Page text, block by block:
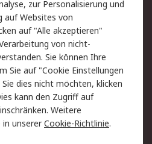
Datenschutz
Zahlungsbedingungen
Webseite Konditionen
zur Personalisierung und
auf Websites von
auf "Alle akzeptieren"
von nicht-
Sie können Ihre
Sie auf "Cookie Einstellungen
dies nicht möchten, klicken
kann den Zugriff auf
Weitere
unsererCookie-Richtlinie.